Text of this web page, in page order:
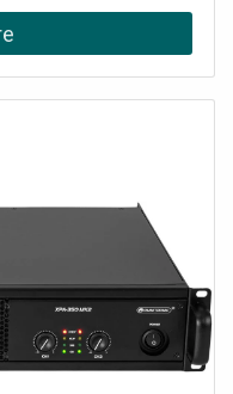
L'appareil est refroidi
contrôlée., (19")
cm 2 U, Contenu de
W RMS en
Alimentation
à montage fixe
de sécurité inclus,
F 8 A remplaçable,
000 Hz, Rapport
2 ventilateurs